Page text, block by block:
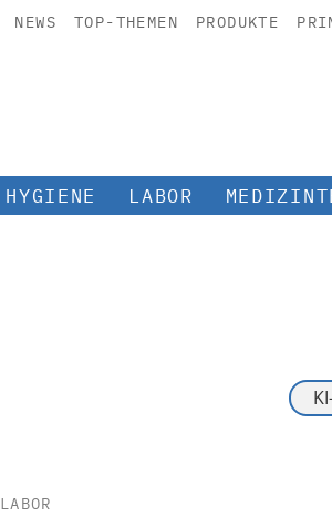
NEWS TOP-THEMEN PRODUKTE
HYGIENE LABOR
LABOR